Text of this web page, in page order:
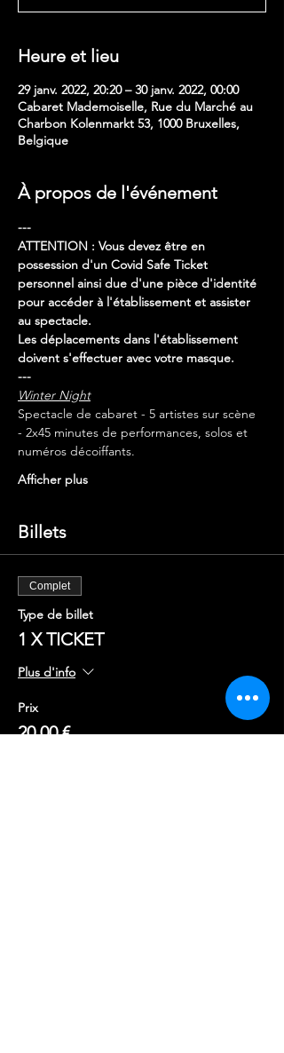
Heure et lieu
29 janv. 2022, 20:20 – 30 janv. 2022, 00:00
Cabaret Mademoiselle, Rue du Marché au
Charbon Kolenmarkt 53, 1000 Bruxelles,
Belgique
À propos de l'événement
---
ATTENTION : Vous devez être en
possession d'un Covid Safe Ticket
personnel ainsi due d'une pièce d'identité
pour accéder à l'établissement et assister
au spectacle.
Les déplacements dans l'établissement
doivent s'effectuer avec votre masque.
---
Winter Night
Spectacle de cabaret - 5 artistes sur scène
- 2x45 minutes de performances, solos et
numéros décoiffants.
Afficher plus
Billets
Complet
Type de billet
1 X TICKET
Plus d'info
Prix
20,00 €